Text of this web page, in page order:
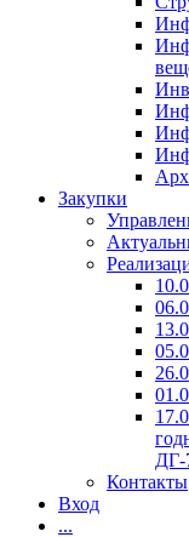
Закупки
ДГ-
Контакты
Вход
...